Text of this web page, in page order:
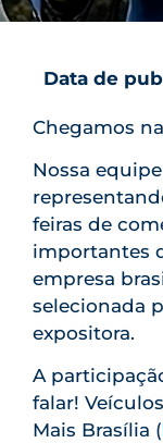
Data de
Chegamos
Nossa
feiras de
importantes
empresa
selecionada
expositora.
A
falar!
Mais Brasília (